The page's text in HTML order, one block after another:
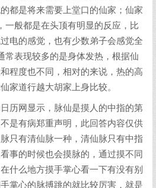
都是将来需要上堂口的仙家；仙家
一般都是在头顶有明显的反应，比
电的感觉，也有少数弟子会感觉全
常表现较多的是身体发热，根据仙
程度也不同，相对的来说，热的高
家道行越大胡家上身比较。
历网显示，脉仙是摸人的中指的第
是有病郑重声明，此回答内容仅供
只有清仙脉一种，清仙脉只有中指
事的时候也会摸脉的，通过摸不同
什么地方摸手掌心看一下有没有别
掌心的脉搏跳的就比较厉害，就是